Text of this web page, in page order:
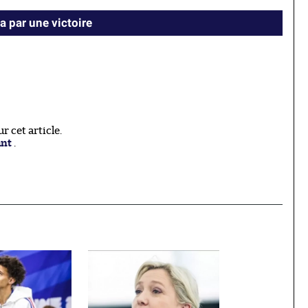
par une victoire
cet article.
.